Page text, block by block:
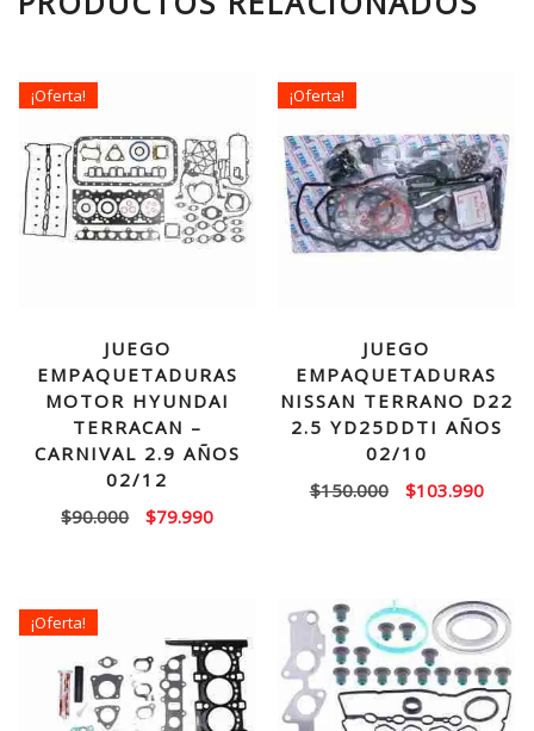
¡Oferta!
JUEGO
EMPAQUETADURAS
MOTOR HYUNDAI
TERRACAN –
CARNIVAL 2.9 AÑOS
02/12
$90.000
El
$79.990El
¡Oferta!
JUEGO
EMPAQUETADURAS
NISSAN TERRANO D22
2.5 YD25DDTI AÑOS
02/10
$150.000
El
$150.000.
$103.990El
¡Oferta!